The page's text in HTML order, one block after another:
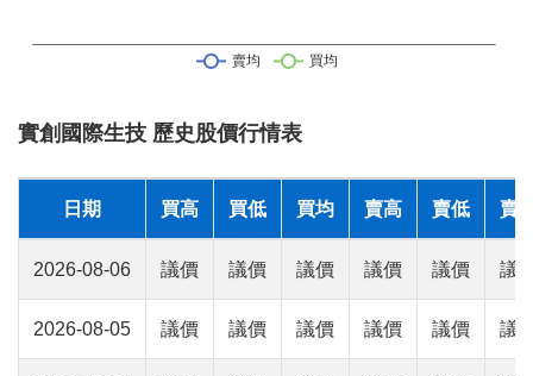
實創國際生技 歷史股價行情表
日期 買高 買低 買均 賣高 賣低 賣
2026-08-06 議價 議價 議價 議價 議價 議
2026-08-05 議價 議價 議價 議價 議價 議